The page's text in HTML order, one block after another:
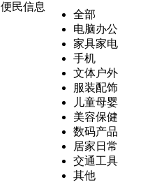
便民信息
全部
电脑办公
家具家电
手机
文体户外
服装配饰
儿童母婴
美容保健
数码产品
居家日常
交通工具
其他